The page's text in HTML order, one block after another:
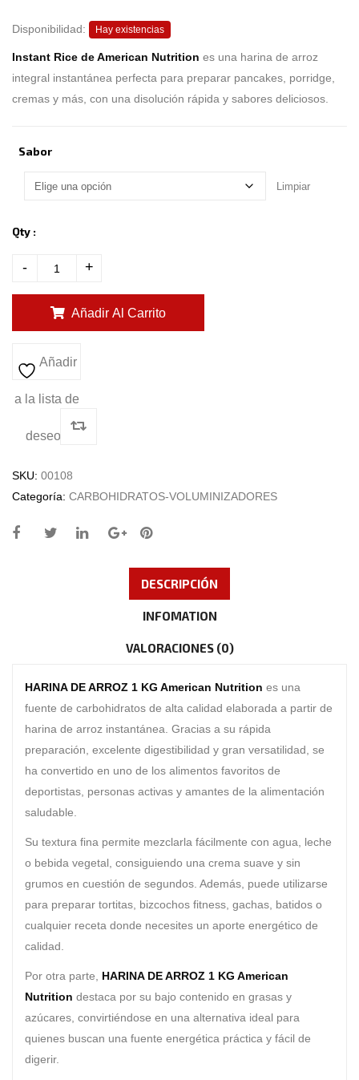
b
a
e
o
c
m
g
Disponibilidad: Hay existencias
Instant Rice de American Nutrition es una harina de arroz
integral instantánea perfecta para preparar pancakes, porridge,
cremas y más, con una disolución rápida y sabores deliciosos.
Sabor
Limpiar
Qty :
- +
Añadir Al Carrito
Añadir
a la lista de
deseos
SKU: 00108
Categoría: CARBOHIDRATOS-VOLUMINIZADORES
DESCRIPCIÓN
INFOMATION
VALORACIONES (0)
HARINA DE ARROZ 1 KG American Nutrition es una
fuente de carbohidratos de alta calidad elaborada a partir de
harina de arroz instantánea. Gracias a su rápida
preparación, excelente digestibilidad y gran versatilidad, se
ha convertido en uno de los alimentos favoritos de
deportistas, personas activas y amantes de la alimentación
saludable.
Su textura fina permite mezclarla fácilmente con agua, leche
o bebida vegetal, consiguiendo una crema suave y sin
grumos en cuestión de segundos. Además, puede utilizarse
para preparar tortitas, bizcochos fitness, gachas, batidos o
cualquier receta donde necesites un aporte energético de
calidad.
Por otra parte, HARINA DE ARROZ 1 KG American
Nutrition destaca por su bajo contenido en grasas y
azúcares, convirtiéndose en una alternativa ideal para
quienes buscan una fuente energética práctica y fácil de
digerir.